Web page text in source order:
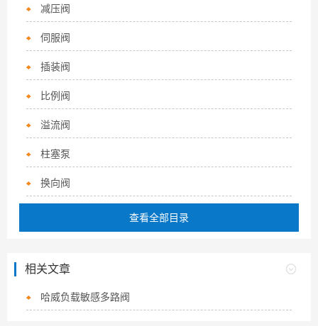
减压阀
伺服阀
插装阀
比例阀
溢流阀
柱塞泵
换向阀
查看全部目录
相关文章
哈威负载敏感多路阀